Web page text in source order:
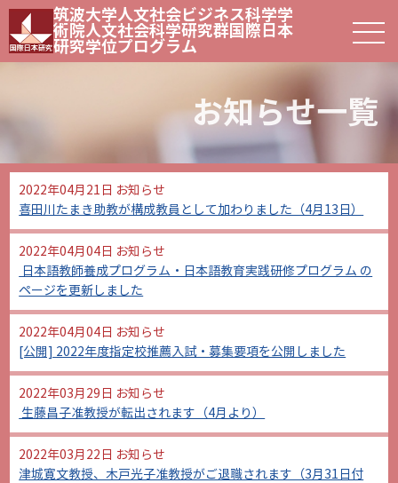
筑波大学人文社会ビジネス科学学
術院人文社会科学研究群国際日本
研究学位プログラム
お知らせ一覧
2022年04月21日 お知らせ
喜田川たまき助教が構成教員として加わりました（4月13日）
2022年04月04日 お知らせ
日本語教師養成プログラム・日本語教育実践研修プログラム の
ページを更新しました
2022年04月04日 お知らせ
[公開] 2022年度指定校推薦入試・募集要項を公開しました
2022年03月29日 お知らせ
生藤昌子准教授が転出されます（4月より）
2022年03月22日 お知らせ
津城寛文教授、木戸光子准教授がご退職されます（3月31日付